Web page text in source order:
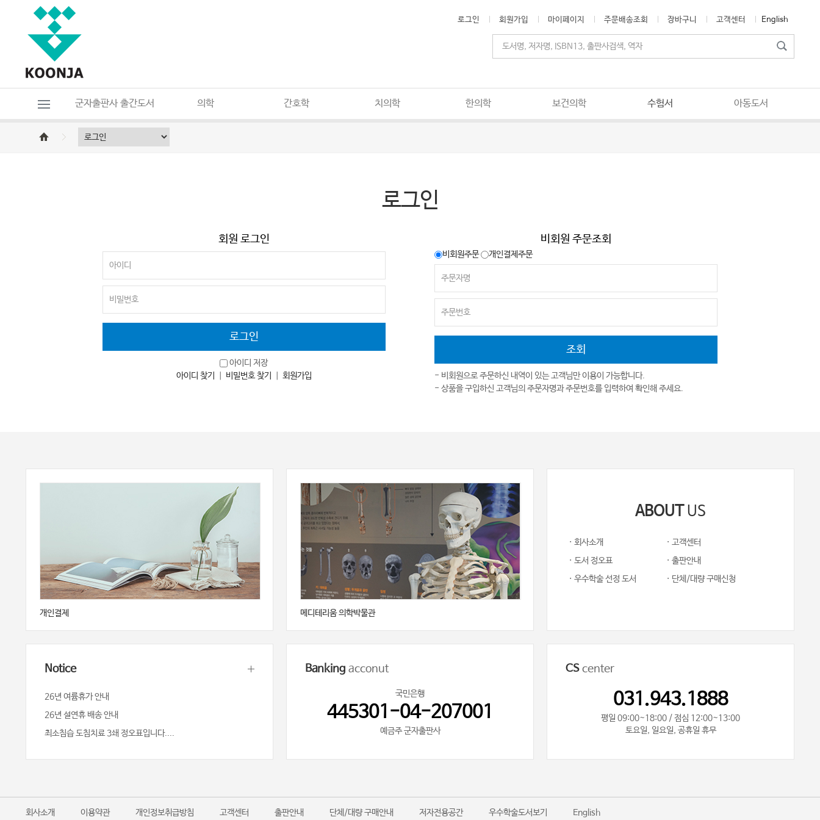
로그인 회원가입 마이페이지 주문배송조회 장바구니 고객센터 English
군자출판사 출간도서 의학 간호학 치의학 한의학 보건의학 수험서 아동도서
로그인
회원 로그인
아이디 저장
아이디 찾기
비밀번호 찾기 회원가입
비회원 주문조회
비회원주문 개인결제주문
- 비회원으로 주문하신 내역이 있는 고객님만 이용이 가능합니다.
- 상품을 구입하신 고객님의 주문자명과 주문번호를 입력하여 확인해 주세요.
개인결제 메디테리움 의학박물관
ABOUT US
· 회사소개
· 고객센터
· 도서 정오표
· 출판안내
· 우수학술 선정 도서
· 단체/대량 구매신청
Notice
26년 여륨휴가 안내
26년 설연휴 배송 안내
최소침습 도침치료 3쇄 정오표입니다....
Banking acconut
국민은행
445301-04-207001
예금주 군자출판사
CS center
031.943.1888
평일 09:00~18:00 / 점심 12:00~13:00
토요일, 일요일, 공휴일 휴무
회사소개 이용약관 개인정보취급방침 고객센터 출판안내 단체/대량 구매안내 저자전용공간 우수학술도서보기 English